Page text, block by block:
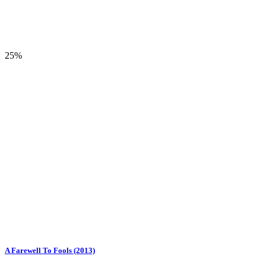
25%
A Farewell To Fools (2013)